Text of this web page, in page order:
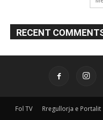
RECENT
Fol TV Rregullorja e Portalit